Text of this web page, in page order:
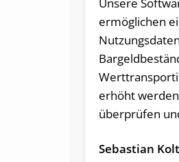
Unsere
ermöglichen
erhöht
überprüfen
Sebastian